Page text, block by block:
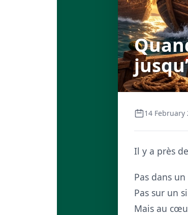
14 February
Il y a près
Pas dans
Pas sur un
Mais au